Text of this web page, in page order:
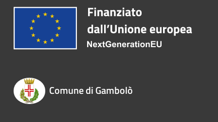
Comune di Gambolò